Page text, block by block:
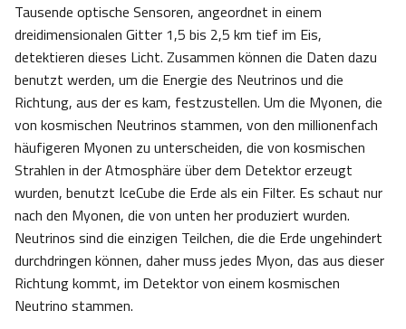
Tausende optische Sensoren, angeordnet in einem
dreidimensionalen Gitter 1,5 bis 2,5 km tief im Eis,
detektieren dieses Licht. Zusammen können die Daten dazu
benutzt werden, um die Energie des Neutrinos und die
Richtung, aus der es kam, festzustellen. Um die Myonen, die
von kosmischen Neutrinos stammen, von den millionenfach
häufigeren Myonen zu unterscheiden, die von kosmischen
Strahlen in der Atmosphäre über dem Detektor erzeugt
wurden, benutzt IceCube die Erde als ein Filter. Es schaut nur
nach den Myonen, die von unten her produziert wurden.
Neutrinos sind die einzigen Teilchen, die die Erde ungehindert
durchdringen können, daher muss jedes Myon, das aus dieser
Richtung kommt, im Detektor von einem kosmischen
Neutrino stammen.